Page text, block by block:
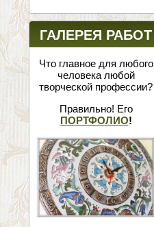
ГАЛЕРЕЯ РАБОТ
Что главное для любого
человека любой
творческой профессии?
Правильно! Его
ПОРТФОЛИО!